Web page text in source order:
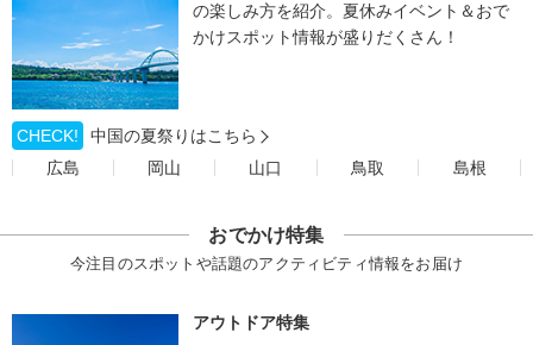
の楽しみ方を紹介。夏休みイベント＆おで
かけスポット情報が盛りだくさん！
CHECK!
中国の夏祭りはこちら
広島
岡山 山口 鳥取 島根
おでかけ特集
今注目のスポットや話題のアクティビティ情報をお届け
アウトドア特集